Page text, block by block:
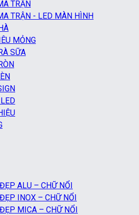
TRẬN
TRẬN - LED MÀN HÌNH
MỎNG
SỮA
ALU – CHỮ NỔI
INOX – CHỮ NỔI
MICA – CHỮ NỔI